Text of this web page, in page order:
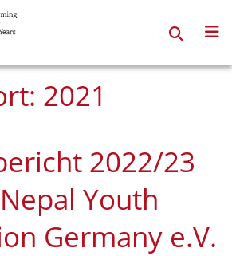
2021
2022/23
Youth
Germany e.V.